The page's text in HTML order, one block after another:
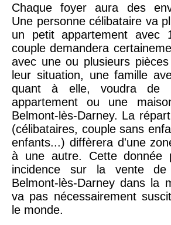
Chaque foyer aura des
Une personne célibataire va
un petit appartement avec
couple demandera
avec une ou plusieurs
leur situation, une famille
quant à elle, voudra de
appartement ou une
Belmont-lès-Darney. La
(célibataires, couple sans
enfants...) diffèrera d'une
à une autre. Cette donnée
incidence sur la vente
Belmont-lès-Darney dans la
va pas nécessairement
le monde.